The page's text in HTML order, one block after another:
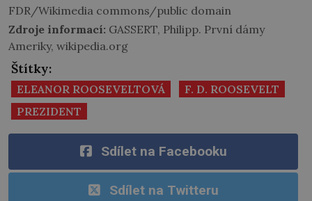
FDR/Wikimedia commons/public domain
Zdroje informací: GASSERT, Philipp. První dámy
Ameriky, wikipedia.org
Štítky:
ELEANOR ROOSEVELTOVÁ
F. D. ROOSEVELT
PREZIDENT
Sdílet na Facebooku
Sdílet na Twitteru